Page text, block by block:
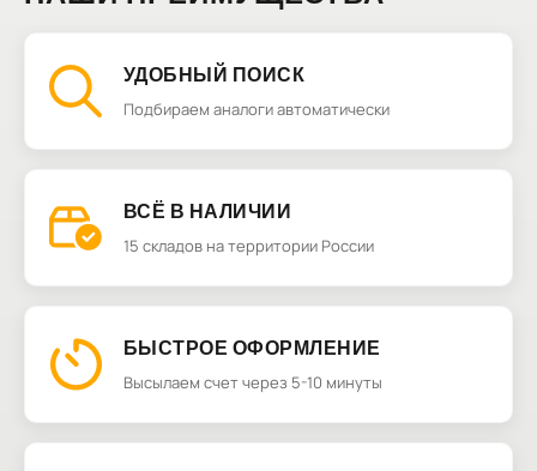
УДОБНЫЙ ПОИСК
Подбираем аналоги автоматически
ВСЁ В НАЛИЧИИ
15 складов на территории России
БЫСТРОЕ ОФОРМЛЕНИЕ
Высылаем счет через 5-10 минуты